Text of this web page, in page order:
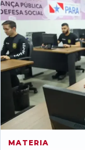
MATERIA